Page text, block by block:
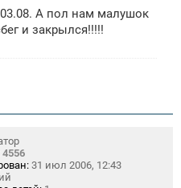
А пол нам малушок
и закрылся!!!!!
4556
31 июл 2006, 12:43